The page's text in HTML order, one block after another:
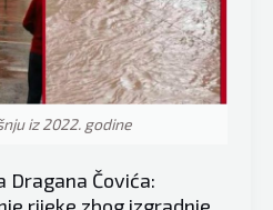
iz 2022. godine
Dragana Čovića: